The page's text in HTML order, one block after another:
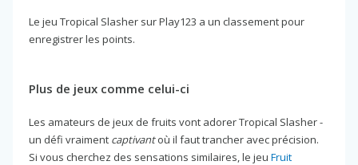
Le jeu Tropical Slasher sur Play123 a un classement pour
enregistrer les points.
Plus de jeux comme celui-ci
Les amateurs de jeux de fruits vont adorer Tropical Slasher -
un défi vraiment captivantoù il faut trancher avec précision.
Si vous cherchez des sensations similaires, le jeu Fruit